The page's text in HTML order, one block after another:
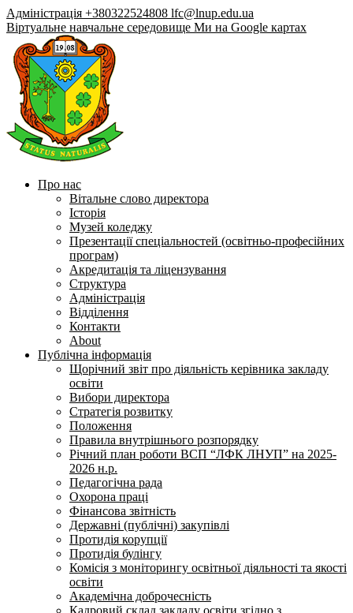
Адміністрація +380322524808 lfc@lnup.edu.ua
Віртуальне навчальне середовище Ми на Google картах
Про нас
Вітальне слово директора
Історія
Музей коледжу
Презентації спеціальностей (освітньо-професійних
програм)
Акредитація та ліцензування
Структура
Адміністрація
Відділення
Контакти
About
Публічна інформація
Щорічний звіт про діяльність керівника закладу
освіти
Вибори директора
Стратегія розвитку
Положення
Правила внутрішнього розпорядку
Річний план роботи ВСП “ЛФК ЛНУП” на 2025-
2026 н.р.
Педагогічна рада
Охорона праці
Фінансова звітність
Державні (публічні) закупівлі
Протидія корупції
Протидія булінгу
Комісія з моніторингу освітньої діяльності та якості
освіти
Академічна доброчесність
Кадровий склад закладу освіти згідно з